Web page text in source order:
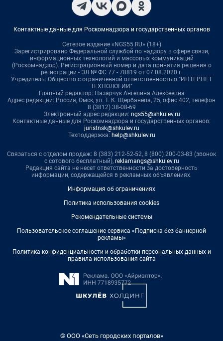
Контактные данные для Роскомнадзора и государственных органов
Сетевое издание «NGS55.RU» (18+)
Зарегистрировано Федеральной службой по надзору в сфере связи,
информационных технологий и массовых коммуникаций
(Роскомнадзор). Регистрационный номер и дата принятия решения о
регистрации - ЭЛ № ФС 77 - 78819 от 07.08.2020 г.
Учредитель: Общество с ограниченной ответственностью "ИНТЕРНЕТ
ТЕХНОЛОГИИ"
Главный редактор: Назарчук Ангелина Алексеевна
Адрес редакции: Россия, Омск, ул. Т. К. Щербанева, 25, офис 402, телефон
8 (3812) 38-08-69
Электронный адрес редакции: ngs55@shkulev.ru
Контактные данные для Роскомнадзора и государственных органов:
juristnsk@shkulev.ru
Техподдержка: help@shkulev.ru
Связаться с отделом продаж: 8 (383) 212-52-52, 8 (800) 200-03-83 (звонок
с сотового бесплатный), reklamangs@shkulev.ru
Редакция сайта не несет ответственности за достоверность
информации, содержащейся в рекламных объявлениях.
Информация об ограничениях
Политика использования cookies
Рекомендательные системы
Пользовательское соглашение сервиса «Подписка без баннерной
рекламы»
Политика конфиденциальности и обработки персональных данных и
правила использования сайта
© ООО «Сеть городских порталов»